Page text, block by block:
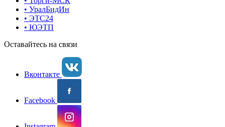
• УралБидИн
• ЭТС24
• ЮЭТП
Оставайтесь на связи
Вконтакте
Facebook